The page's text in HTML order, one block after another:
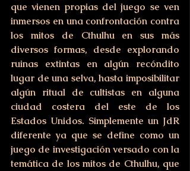
que vienen propias del juego se ven
inmersos en una confrontación contra
los mitos de Cthulhu en sus más
diversos formas, desde explorando
ruinas extintas en algún recóndito
lugar de una selva, hasta imposibilitar
algún ritual de cultistas en alguna
ciudad costera del este de los
Estados Unidos. Simplemente un JdR
diferente ya que se define como un
juego de investigación versado con la
temática de los mitos de Cthulhu, que